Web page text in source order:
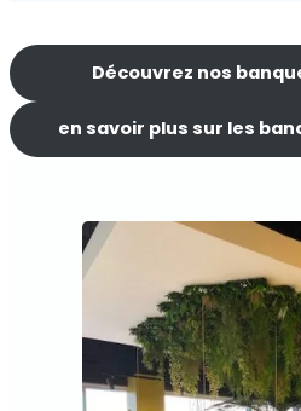
Découvrez nos
en savoir plus sur les